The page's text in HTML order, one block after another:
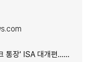
개편…나에게 맞는 전략은?